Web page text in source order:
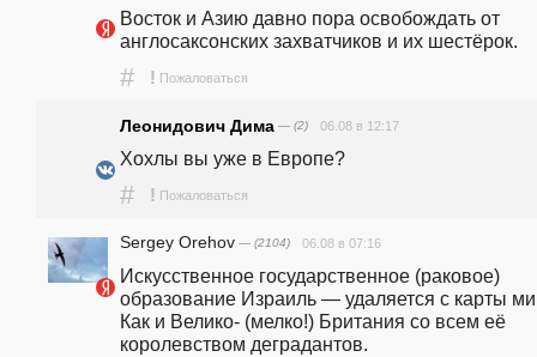
Восток и Азию давно пора освобождать от
англосаксонских захватчиков и их шестёрок.
# ! Пожаловаться
Леонидович Дима — (2) 06.08 в 12:17
Хохлы вы уже в Европе?
# ! Пожаловаться
Sergey Orehov — (2104) 06.08 в 07:16
Искусственное государственное (раковое)
образование Израиль — удаляется с карты
Как и Велико- (мелко!) Британия со всем её
королевством деградантов.